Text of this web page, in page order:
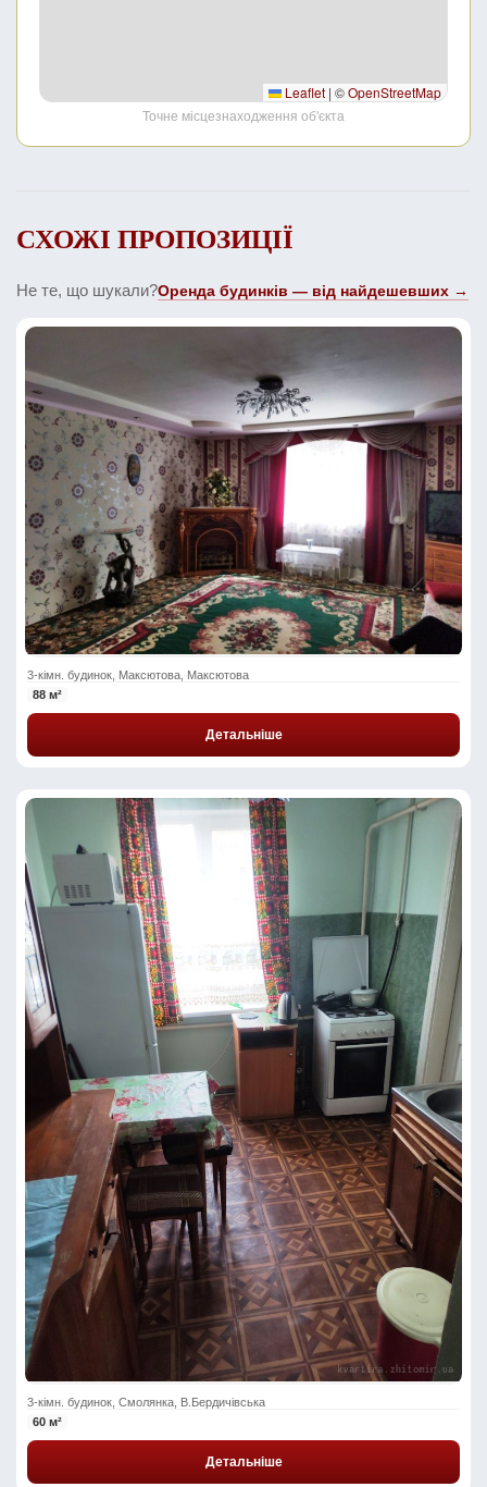
Leaflet | ©OpenStreetMap
Точне місцезнаходження об'єкта
СХОЖІ ПРОПОЗИЦІЇ
Не те, що шукали?Оренда будинків — від найдешевших →
3-кімн. будинок, Максютова, Максютова
88 м²
Детальніше
3-кімн. будинок, Смолянка, В.Бердичівська
60 м²
Детальніше